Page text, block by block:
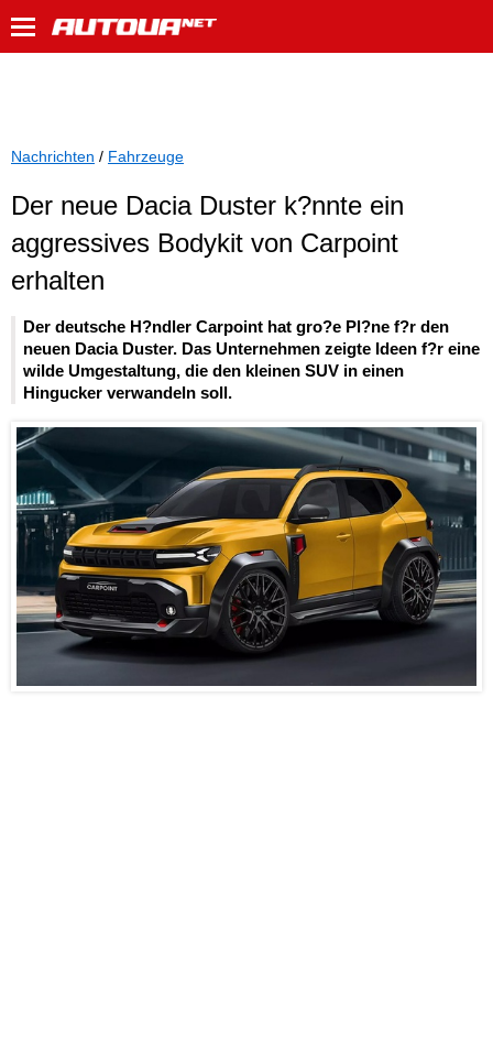
Nachrichten / Fahrzeuge
Der neue Dacia Duster k?nnte ein
aggressives Bodykit von Carpoint
erhalten
Der deutsche H?ndler Carpoint hat gro?e Pl?ne f?r den
neuen Dacia Duster. Das Unternehmen zeigte Ideen f?r eine
wilde Umgestaltung, die den kleinen SUV in einen
Hingucker verwandeln soll.